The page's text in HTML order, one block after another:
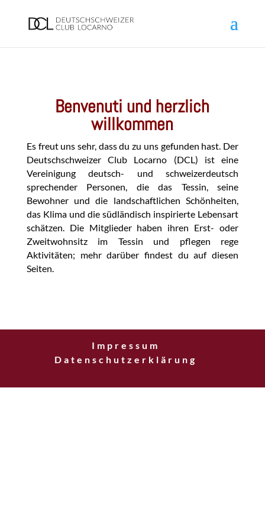
Benvenuti und herzlich
willkommen
Es freut uns sehr, dass du zu uns gefunden hast. Der
Deutschschweizer Club Locarno (DCL) ist eine
Vereinigung deutsch- und schweizerdeutsch
sprechender Personen, die das Tessin, seine
Bewohner und die landschaftlichen Schönheiten,
das Klima und die südländisch inspirierte Lebensart
schätzen. Die Mitglieder haben ihren Erst- oder
Zweitwohnsitz im Tessin und pflegen rege
Aktivitäten; mehr darüber findest du auf diesen
Seiten.
Impressum
Datenschutzerklärung